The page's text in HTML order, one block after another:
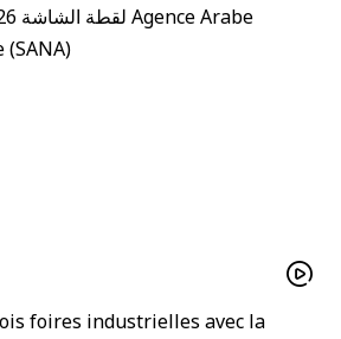
foires industrielles avec la